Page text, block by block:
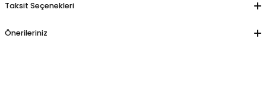
Taksit Seçenekleri
Önerileriniz